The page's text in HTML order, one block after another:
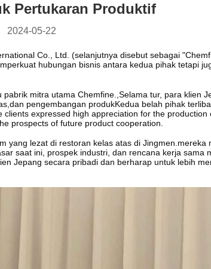
Pertukaran Produktif
2024-05-22
Co., Ltd. (selanjutnya disebut sebagai
hubungan bisnis antara kedua pihak tetapi
mitra utama Chemfine.,Selama tur, para klien
pengembangan produkKedua belah pihak
expressed high appreciation for the production
prospects of future product cooperation.
yang lezat di restoran kelas atas di Jingmen.mereka
saat ini, prospek industri, dan rencana kerja sama
Jepang secara pribadi dan berharap untuk lebih